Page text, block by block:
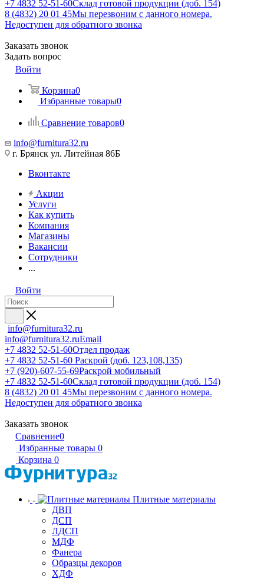
+7 4832 52-51-60Склад готовой продукции (доб. 154)
8 (4832) 20 01 45Мы перезвоним с данного номера.
Недоступен для обратного звонка
Заказать звонок
Задать вопрос
Войти
Корзина0
Избранные товары0
Сравнение товаров0
info@furnitura32.ru
г. Брянск ул. Литейная 86Б
Вконтакте
Акции
Услуги
Как купить
Компания
Магазины
Вакансии
Сотрудники
...
Войти
info@furnitura32.ru
info@furnitura32.ruEmail
+7 4832 52-51-60Отдел продаж
+7 4832 52-51-60 Раскрой (доб. 123,108,135)
+7 (920)-607-55-69Раскрой мобильный
+7 4832 52-51-60Склад готовой продукции (доб. 154)
8 (4832) 20 01 45Мы перезвоним с данного номера.
Недоступен для обратного звонка
Заказать звонок
Сравнение0
Избранные товары 0
Корзина 0
Плитные материалы
ДВП
ДСП
ЛДСП
МДФ
Фанера
Образцы декоров
ХДФ